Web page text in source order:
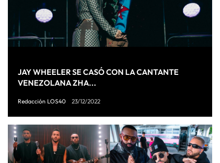
JAY WHEELER SE CASÓ CON LA CANTANTE
VENEZOLANA ZHA...
Redacción LOS40 23/12/2022